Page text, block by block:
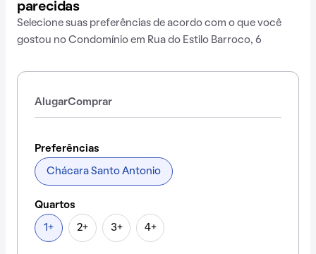
parecidas
Selecione suas preferências de acordo com o que você
gostou no Condomínio em Rua do Estilo Barroco, 6
AlugarComprar
Preferências
Chácara Santo Antonio
Quartos
1+ 2+ 3+ 4+